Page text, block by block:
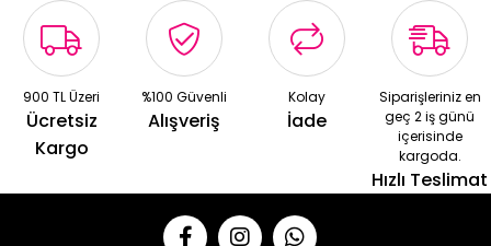
900 TL Üzeri
Ücretsiz
Kargo
%100 Güvenli
Alışveriş
Kolay
İade
Siparişleriniz en
geç 2 iş günü
içerisinde
kargoda.
Hızlı Teslimat